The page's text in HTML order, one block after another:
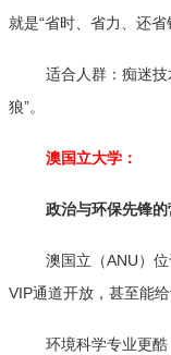
就是“省时、省力、还省
适合人群：痴迷
狼”。
澳国立大学：
政治与环保先锋的
澳国立（ANU）
VIP通道开放，甚至能给
环境科学专业更